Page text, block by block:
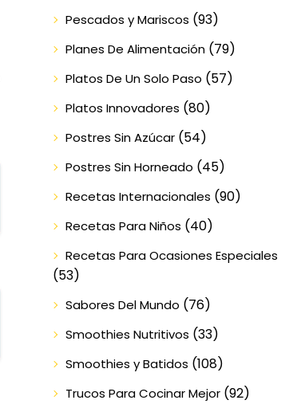
Pescados y Mariscos (93)
Planes De Alimentación(79)
Platos De Un Solo Paso (57)
Platos Innovadores (80)
Postres Sin Azúcar(54)
Postres Sin Horneado (45)
Recetas Internacionales (90)
Recetas Para Niños (40)
Recetas Para Ocasiones Especiales
(53)
Sabores Del Mundo (76)
Smoothies Nutritivos (33)
Smoothies y Batidos (108)
Trucos Para Cocinar Mejor(92)